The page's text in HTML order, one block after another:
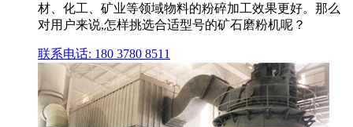
材、化工、矿业等领域物料的粉碎加工效果更好。那么
对用户来说,怎样挑选合适型号的矿石磨粉机呢？
联系电话: 180 3780 8511